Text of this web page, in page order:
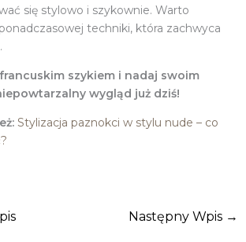
się stylowo i szykownie. Warto
techniki, która zachwyca
szykiem i nadaj swoim
wygląd już dziś!
Stylizacja paznokci w stylu nude – co
Następny Wpis →